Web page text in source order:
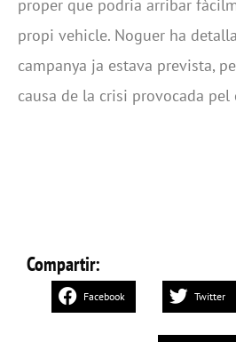
proper que podria arribar
propi vehicle. Noguer ha
campanya ja estava prevista,
causa de la crisi provocada pel
Compartir:
Facebook Twitter